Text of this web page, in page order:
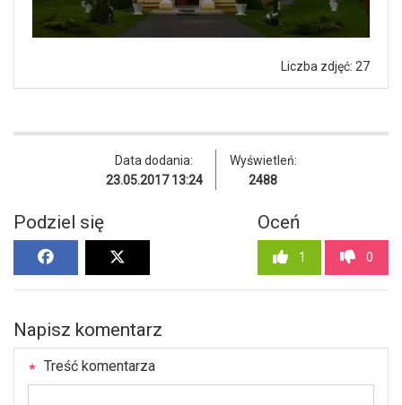
Liczba zdjęć: 27
Data dodania:
23.05.2017 13:24
Wyświetleń:
2488
Podziel się Oceń
1 0
Napisz komentarz
Treść komentarza